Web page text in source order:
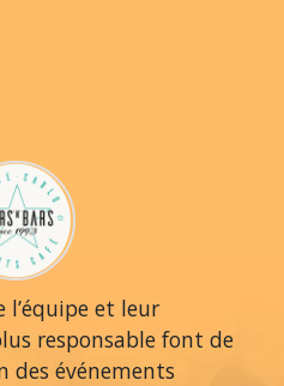
et leur
responsable font de
des événements